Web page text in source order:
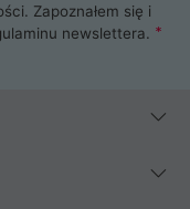
Zapoznałem się i
newslettera.